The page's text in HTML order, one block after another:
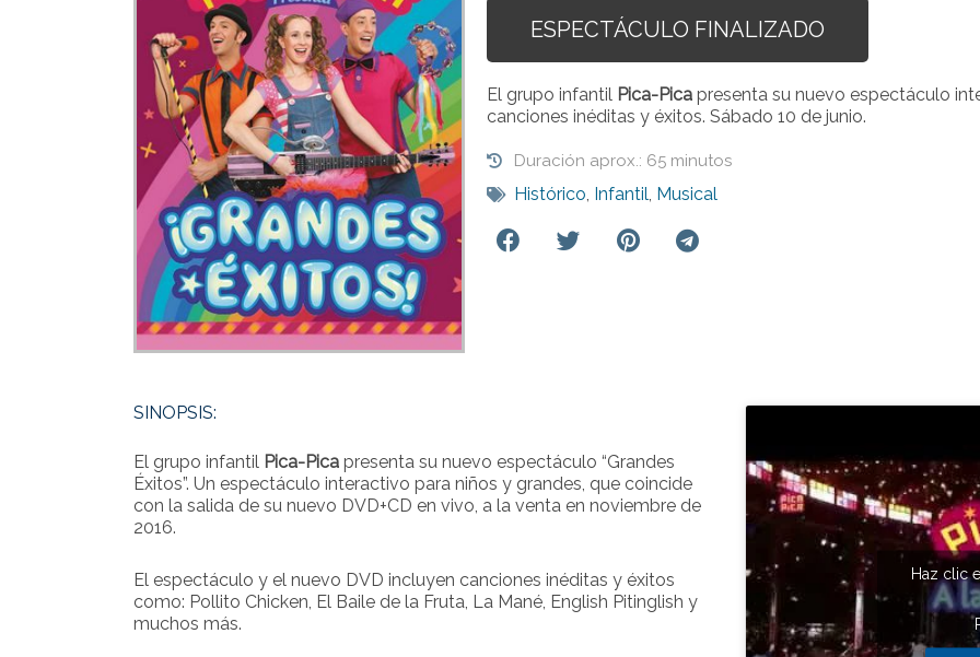
ESPECTÁCULO FINALIZADO
El grupo infantil Pica-Picapresenta su nuevo espectáculo
canciones inéditas y éxitos. Sábado 10 de junio.
Duración aprox.: 65 minutos
Histórico, Infantil, Musical
SINOPSIS:
El grupo infantil Pica-Pica presenta su nuevo espectáculo “Grandes
Éxitos”. Un espectáculo interactivo para niños y grandes, que coincide
con la salida de su nuevo DVD+CD en vivo, a la venta en noviembre de
2016.
El espectáculo y el nuevo DVD incluyen canciones inéditas y éxitos
como: Pollito Chicken, El Baile de la Fruta, La Mané, English Pitinglish y
muchos más.
Haz clic